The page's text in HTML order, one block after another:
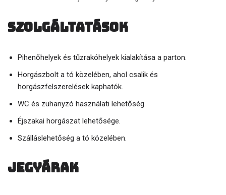
Szolgáltatások
Pihenőhelyek és tűzrakóhelyek kialakítása a parton.
Horgászbolt a tó közelében, ahol csalik és
horgászfelszerelések kaphatók.
WC és zuhanyzó használati lehetőség.
Éjszakai horgászat lehetősége.
Szálláslehetőség a tó közelében.
Jegyárak